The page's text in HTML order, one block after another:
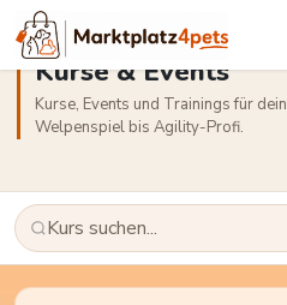
Kurse & Events
Kurse, Events und Trainings für
Welpenspiel bis Agility-Profi.